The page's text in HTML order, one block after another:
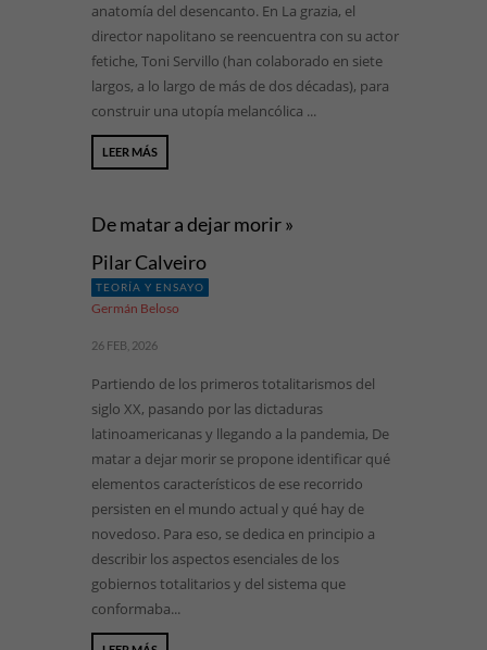
anatomía del desencanto. En La grazia, el
director napolitano se reencuentra con su actor
fetiche, Toni Servillo (han colaborado en siete
largos, a lo largo de más de dos décadas), para
construir una utopía melancólica ...
LEER MÁS
De matar a dejar morir »
Pilar Calveiro
TEORÍA Y ENSAYO
Germán Beloso
26 FEB, 2026
Partiendo de los primeros totalitarismos del
siglo XX, pasando por las dictaduras
latinoamericanas y llegando a la pandemia, De
matar a dejar morir se propone identificar qué
elementos característicos de ese recorrido
persisten en el mundo actual y qué hay de
novedoso. Para eso, se dedica en principio a
describir los aspectos esenciales de los
gobiernos totalitarios y del sistema que
conformaba...